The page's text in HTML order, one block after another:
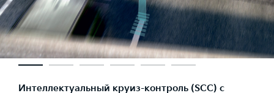
Интеллектуальный круиз-контроль (SCC) с